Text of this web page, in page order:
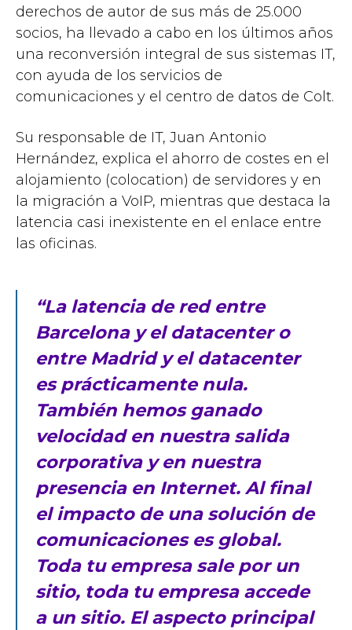
derechos de autor de sus más de 25.000
socios, ha llevado a cabo en los últimos años
una reconversión integral de sus sistemas IT,
con ayuda de los servicios de
comunicaciones y el centro de datos de Colt.
Su responsable de IT, Juan Antonio
Hernández, explica el ahorro de costes en el
alojamiento (colocation) de servidores y en
la migración a VoIP, mientras que destaca la
latencia casi inexistente en el enlace entre
las oficinas.
“La latencia de red entre
Barcelona y el datacenter o
entre Madrid y el datacenter
es prácticamente nula.
También hemos ganado
velocidad en nuestra salida
corporativa y en nuestra
presencia en Internet. Al final
el impacto de una solución de
comunicaciones es global.
Toda tu empresa sale por un
sitio, toda tu empresa accede
a un sitio. El aspecto principal